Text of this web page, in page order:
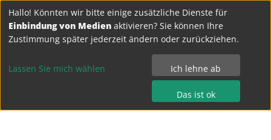
Hallo! Könnten wir bitte einige zusätzliche Dienste für
Einbindung von Medien aktivieren? Sie können Ihre
Zustimmung später jederzeit ändern oder zurückziehen.
Lassen Sie mich wählen Ich lehne ab
Das ist ok